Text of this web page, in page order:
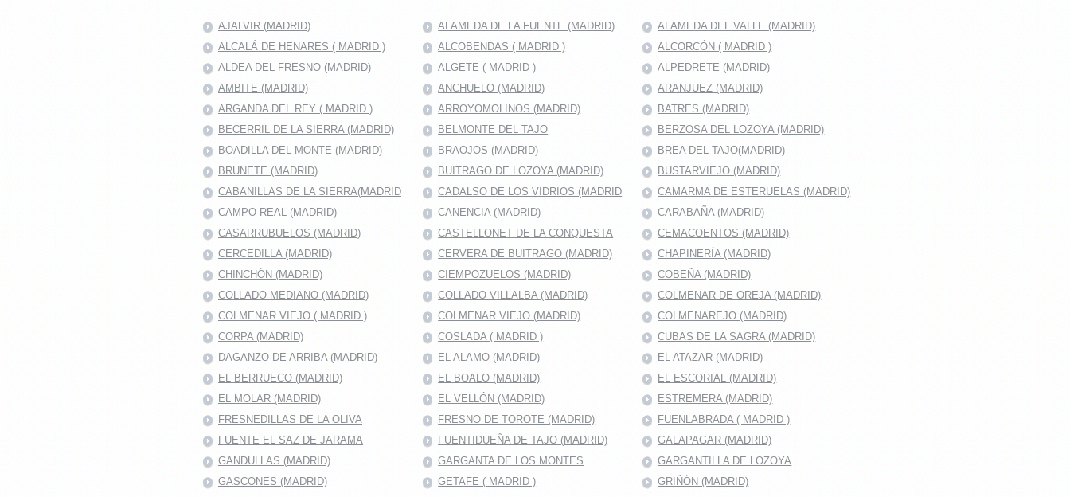
AJALVIR (MADRID) ALAMEDA DE LA FUENTE (MADRID)
ALAMEDA DEL VALLE (MADRID)
ALCALÁ DE HENARES ( MADRID )
ALCOBENDAS ( MADRID )
ALCORCÓN ( MADRID )
ALDEA DEL FRESNO (MADRID)
ALGETE ( MADRID )
ALPEDRETE (MADRID)
AMBITE (MADRID)
ANCHUELO (MADRID)
ARANJUEZ (MADRID)
ARGANDA DEL REY ( MADRID )
ARROYOMOLINOS (MADRID)
BATRES (MADRID)
BECERRIL DE LA SIERRA (MADRID)
BELMONTE DEL TAJO
BERZOSA DEL LOZOYA (MADRID)
BOADILLA DEL MONTE (MADRID)
BRAOJOS (MADRID)
BREA DEL TAJO(MADRID)
BRUNETE (MADRID)
BUITRAGO DE LOZOYA (MADRID)
BUSTARVIEJO (MADRID)
CABANILLAS DE LA SIERRA(MADRID
CADALSO DE LOS VIDRIOS (MADRID
CAMARMA DE ESTERUELAS (MADRID)
CAMPO REAL (MADRID)
CANENCIA (MADRID)
CARABAÑA (MADRID)
CASARRUBUELOS (MADRID)
CASTELLONET DE LA CONQUESTA
CEMACOENTOS (MADRID)
CERCEDILLA (MADRID)
CERVERA DE BUITRAGO (MADRID)
CHAPINERÍA (MADRID)
CHINCHÓN (MADRID)
CIEMPOZUELOS (MADRID)
COBEÑA (MADRID)
COLLADO MEDIANO (MADRID)
COLLADO VILLALBA (MADRID)
COLMENAR DE OREJA (MADRID)
COLMENAR VIEJO ( MADRID )
COLMENAR VIEJO (MADRID)
COLMENAREJO (MADRID)
CORPA (MADRID)
COSLADA ( MADRID )
CUBAS DE LA SAGRA (MADRID)
DAGANZO DE ARRIBA (MADRID)
EL ALAMO (MADRID)
EL ATAZAR (MADRID)
EL BERRUECO (MADRID)
EL BOALO (MADRID)
EL ESCORIAL (MADRID)
EL MOLAR (MADRID)
EL VELLÓN (MADRID)
ESTREMERA (MADRID)
FRESNEDILLAS DE LA OLIVA
FRESNO DE TOROTE (MADRID)
FUENLABRADA ( MADRID )
FUENTE EL SAZ DE JARAMA
FUENTIDUEÑA DE TAJO (MADRID)
GALAPAGAR (MADRID)
GANDULLAS (MADRID)
GARGANTA DE LOS MONTES
GARGANTILLA DE LOZOYA
GASCONES (MADRID)
GETAFE ( MADRID )
GRIÑÓN (MADRID)